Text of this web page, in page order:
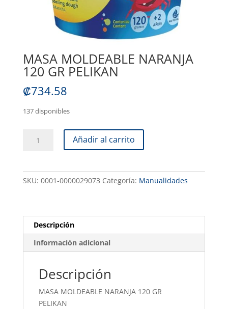
MASA MOLDEABLE NARANJA
120 GR PELIKAN
₡734.58
137 disponibles
120
GR
Añadir al carrito
SKU: 0001-0000029073 Categoría: Manualidades
Descripción
Información adicional
Descripción
MASA MOLDEABLE NARANJA 120 GR
PELIKAN